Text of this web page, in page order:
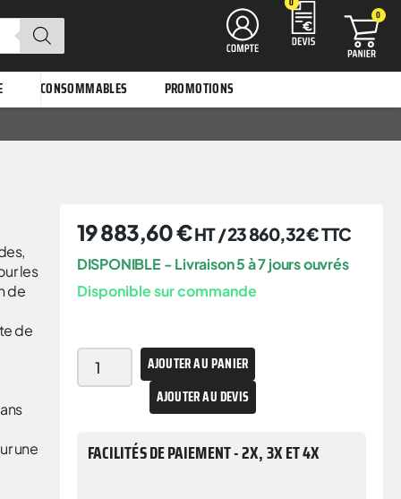
0
CONSOMMABLES PROMOTIONS
les
de
de
une
19 883,60€HT /23 860,32€TTC
DISPONIBLE - Livraison 5 à 7 jours ouvrés
Disponible sur commande
AJOUTER AU PANIER
AJOUTER AU DEVIS
FACILITÉS DE PAIEMENT - 2X, 3X ET 4X